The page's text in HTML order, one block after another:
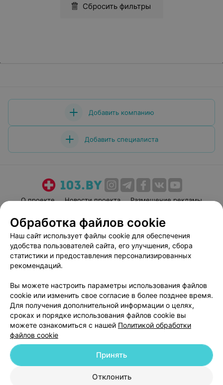
Сбросить фильтры
Добавить компанию
Добавить специалиста
О проекте Новости проекта
Размещение рекламы
Пользовательское соглашение
Способы оплаты
Вакансии
Партнеры
Написать руководителю 103.by
Персональные настройки cookie
Обработка персональных данных
© 2026 ООО «Артокс Лаб», УНП 191700409| 220012, Республика Беларусь,
г. Минск, улица Толбухина, 2, пом. 16 | help@103.by
Обработка файлов cookie
Наш сайт использует файлы cookie для обеспечения
удобства пользователей сайта, его улучшения, сбора
статистики и предоставления персонализированных
рекомендаций.
Вы можете настроить параметры использования файлов
cookie или изменить свое согласие в более позднее время.
Для получения дополнительной информации о целях,
сроках и порядке использования файлов cookie вы
можете ознакомиться с нашей Политикой обработки
файлов cookie
Отклонить
Принять